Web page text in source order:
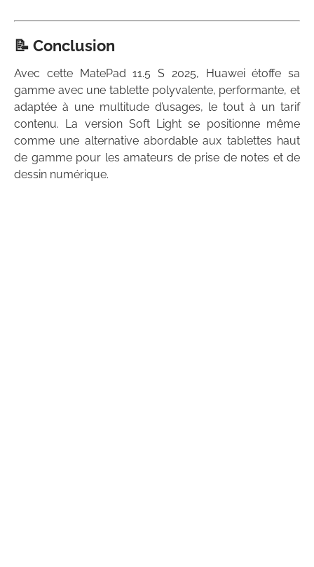
📝 Conclusion
Avec cette MatePad 11.5 S 2025, Huawei étoffe sa
gamme avec une tablette polyvalente, performante, et
adaptée à une multitude d’usages, le tout à un tarif
contenu. La version Soft Light se positionne même
comme une alternative abordable aux tablettes haut
de gamme pour les amateurs de prise de notes et de
dessin numérique.